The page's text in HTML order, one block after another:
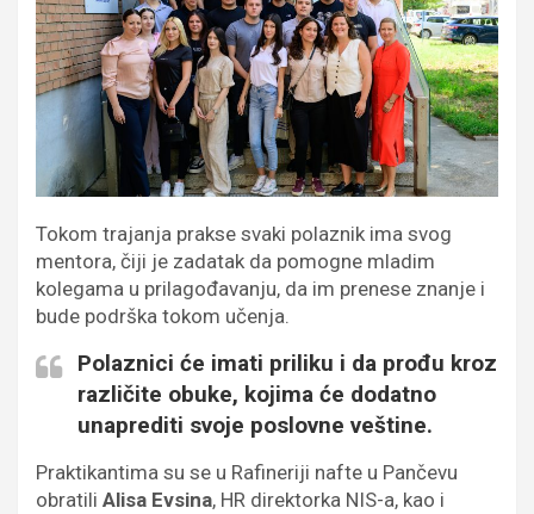
Tokom trajanja prakse svaki polaznik ima svog
mentora, čiji je zadatak da pomogne mladim
kolegama u prilagođavanju, da im prenese znanje i
bude podrška tokom učenja.
Polaznici će imati priliku i da prođu kroz
različite obuke, kojima će dodatno
unaprediti svoje poslovne veštine.
Praktikantima su se u Rafineriji nafte u Pančevu
obratili Alisa Evsina, HR direktorka NIS-a, kao i